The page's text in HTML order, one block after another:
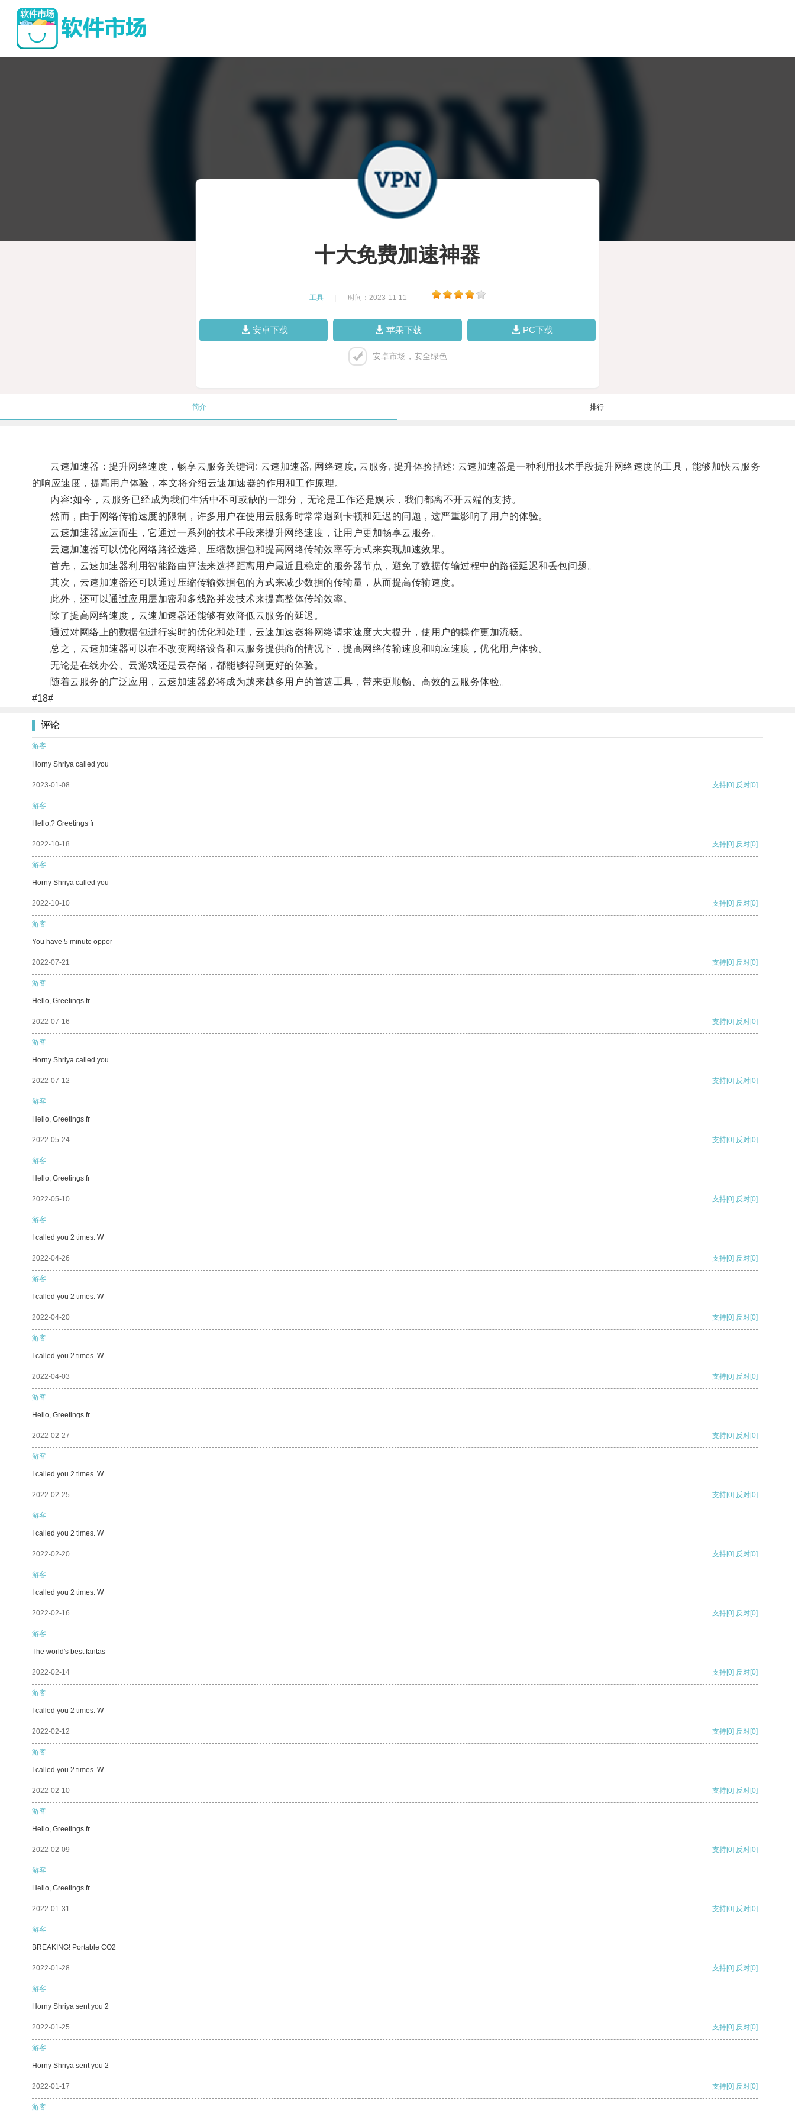
十大免费加速神器
工具 时间：2023-11-11
安卓下载 苹果下载 PC下载
安卓市场，安全绿色
简介 排行
云速加速器：提升网络速度，畅享云服务关键词: 云速加速器, 网络速度, 云服务, 提升体验描述: 云速加速器是一种利用技术手段提升网络速度的工具，能够加快云服务
的响应速度，提高用户体验，本文将介绍云速加速器的作用和工作原理。
内容:如今，云服务已经成为我们生活中不可或缺的一部分，无论是工作还是娱乐，我们都离不开云端的支持。
然而，由于网络传输速度的限制，许多用户在使用云服务时常常遇到卡顿和延迟的问题，这严重影响了用户的体验。
云速加速器应运而生，它通过一系列的技术手段来提升网络速度，让用户更加畅享云服务。
云速加速器可以优化网络路径选择、压缩数据包和提高网络传输效率等方式来实现加速效果。
首先，云速加速器利用智能路由算法来选择距离用户最近且稳定的服务器节点，避免了数据传输过程中的路径延迟和丢包问题。
其次，云速加速器还可以通过压缩传输数据包的方式来减少数据的传输量，从而提高传输速度。
此外，还可以通过应用层加密和多线路并发技术来提高整体传输效率。
除了提高网络速度，云速加速器还能够有效降低云服务的延迟。
通过对网络上的数据包进行实时的优化和处理，云速加速器将网络请求速度大大提升，使用户的操作更加流畅。
总之，云速加速器可以在不改变网络设备和云服务提供商的情况下，提高网络传输速度和响应速度，优化用户体验。
无论是在线办公、云游戏还是云存储，都能够得到更好的体验。
随着云服务的广泛应用，云速加速器必将成为越来越多用户的首选工具，带来更顺畅、高效的云服务体验。
#18#
评论
游客
Horny Shriya called you
2023-01-08 支持[0] 反对[0]
游客
Hello,? Greetings fr
2022-10-18 支持[0] 反对[0]
游客
Horny Shriya called you
2022-10-10 支持[0] 反对[0]
游客
You have 5 minute oppor
2022-07-21 支持[0] 反对[0]
游客
Hello, Greetings fr
2022-07-16 支持[0] 反对[0]
游客
Horny Shriya called you
2022-07-12 支持[0] 反对[0]
游客
Hello, Greetings fr
2022-05-24 支持[0] 反对[0]
游客
Hello, Greetings fr
2022-05-10 支持[0] 反对[0]
游客
I called you 2 times. W
2022-04-26 支持[0] 反对[0]
游客
I called you 2 times. W
2022-04-20 支持[0] 反对[0]
游客
I called you 2 times. W
2022-04-03 支持[0] 反对[0]
游客
Hello, Greetings fr
2022-02-27 支持[0] 反对[0]
游客
I called you 2 times. W
2022-02-25 支持[0] 反对[0]
游客
I called you 2 times. W
2022-02-20 支持[0] 反对[0]
游客
I called you 2 times. W
2022-02-16 支持[0] 反对[0]
游客
The world's best fantas
2022-02-14 支持[0] 反对[0]
游客
I called you 2 times. W
2022-02-12 支持[0] 反对[0]
游客
I called you 2 times. W
2022-02-10 支持[0] 反对[0]
游客
Hello, Greetings fr
2022-02-09 支持[0] 反对[0]
游客
Hello, Greetings fr
2022-01-31 支持[0] 反对[0]
游客
BREAKING! Portable CO2
2022-01-28 支持[0] 反对[0]
游客
Horny Shriya sent you 2
2022-01-25 支持[0] 反对[0]
游客
Horny Shriya sent you 2
2022-01-17 支持[0] 反对[0]
游客